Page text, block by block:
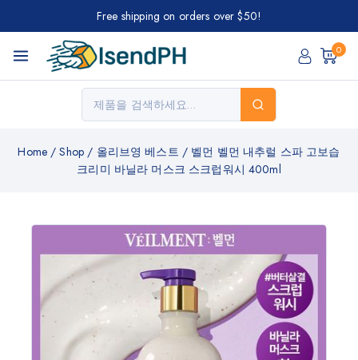
Free shipping on orders over $50!
0
Home / Shop / 올리브영 베스트 / 벨먼 벨먼 내추럴 스파 고보습
크리미 바닐라 머스크 스크럽워시 400ml